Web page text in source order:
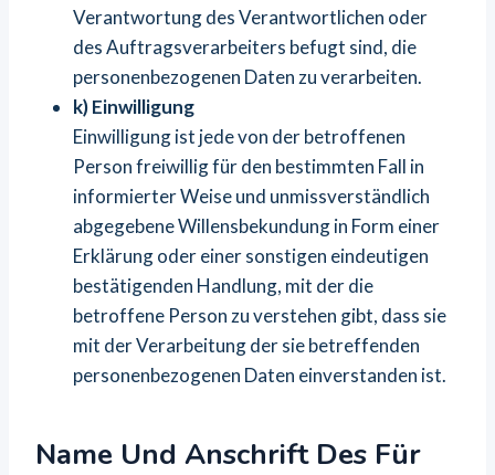
Verantwortung des Verantwortlichen oder
des Auftragsverarbeiters befugt sind, die
personenbezogenen Daten zu verarbeiten.
k) Einwilligung
Einwilligung ist jede von der betroffenen
Person freiwillig für den bestimmten Fall in
informierter Weise und unmissverständlich
abgegebene Willensbekundung in Form einer
Erklärung oder einer sonstigen eindeutigen
bestätigenden Handlung, mit der die
betroffene Person zu verstehen gibt, dass sie
mit der Verarbeitung der sie betreffenden
personenbezogenen Daten einverstanden ist.
Name Und Anschrift Des Für